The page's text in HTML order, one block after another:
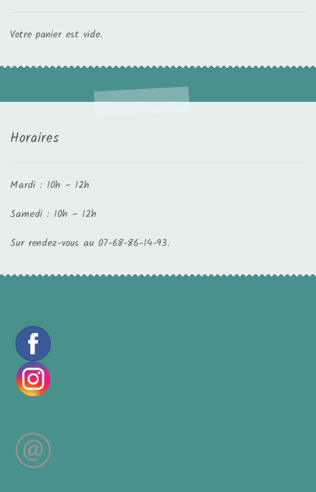
Votre panier est vide.
Horaires
Mardi : 10h – 12h
Samedi : 10h – 12h
Sur rendez-vous au 07-68-86-14-93.